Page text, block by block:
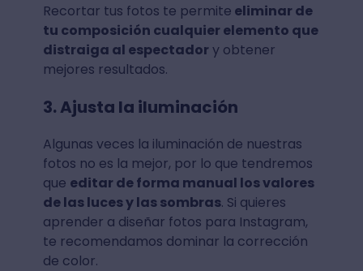
Recortar tus fotos te permite eliminar de
tu composición cualquier elemento que
distraiga al espectador y obtener
mejores resultados.
3. Ajusta la iluminación
Algunas veces la iluminación de nuestras
fotos no es la mejor, por lo que tendremos
que editar de forma manual los valores
de las luces y las sombras. Si quieres
aprender a diseñar fotos para Instagram,
te recomendamos dominar la corrección
de color.